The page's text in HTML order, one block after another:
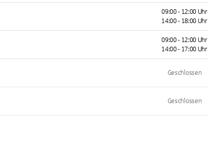
09:00 - 12:00 Uhr
14:00 - 18:00 Uhr
09:00 - 12:00 Uhr
14:00 - 17:00 Uhr
Geschlossen
Geschlossen